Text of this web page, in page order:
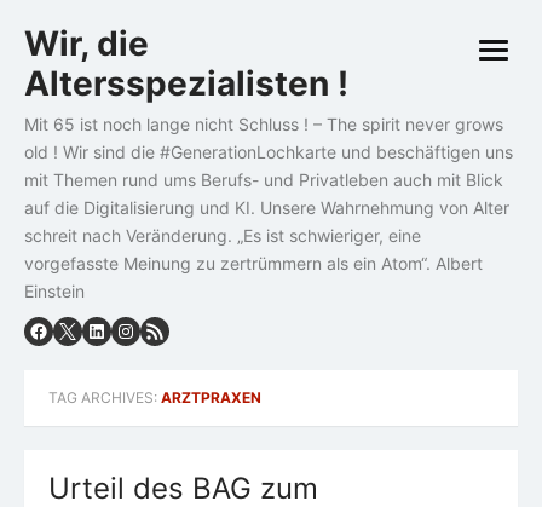
to
content
Wir, die
Altersspezialisten !
Mit 65 ist noch lange nicht Schluss ! – The spirit never grows
old ! Wir sind die #GenerationLochkarte und beschäftigen uns
mit Themen rund ums Berufs- und Privatleben auch mit Blick
auf die Digitalisierung und KI. Unsere Wahrnehmung von Alter
schreit nach Veränderung. „Es ist schwieriger, eine
vorgefasste Meinung zu zertrümmern als ein Atom“. Albert
Einstein
open
TAG ARCHIVES: ARZTPRAXEN
Urteil des BAG zum